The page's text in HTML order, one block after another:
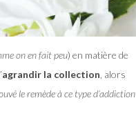
on en fait peu) en matière de
agrandir la collection , alors
le remède à ce type d’addiction